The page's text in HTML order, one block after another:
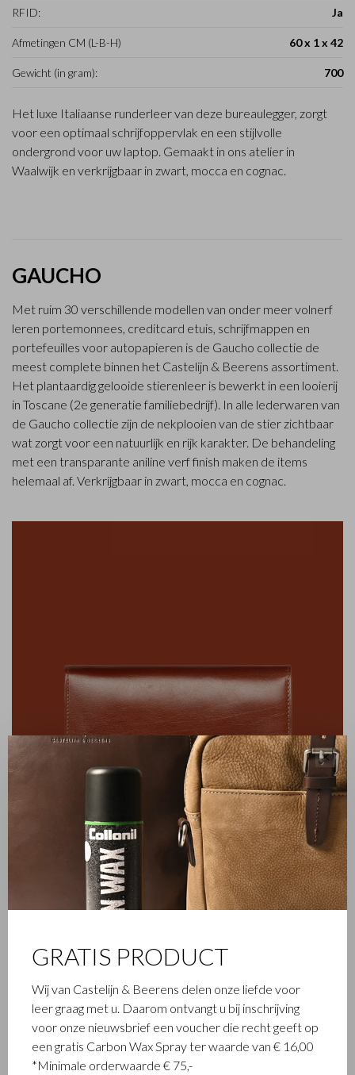
RFID: Ja
Afmetingen CM (L-B-H) 60 x 1 x 42
Gewicht (in gram): 700
Het luxe Italiaanse runderleer van deze bureaulegger, zorgt
voor een optimaal schrijfoppervlak en een stijlvolle
ondergrond voor uw laptop. Gemaakt in ons atelier in
Waalwijk en verkrijgbaar in zwart, mocca en cognac.
GAUCHO
Met ruim 30 verschillende modellen van onder meer volnerf
leren portemonnees, creditcard etuis, schrijfmappen en
portefeuilles voor autopapieren is de Gaucho collectie de
meest complete binnen het Castelijn & Beerens assortiment.
Het plantaardig gelooide stierenleer is bewerkt in een looierij
in Toscane (2e generatie familiebedrijf). In alle lederwaren van
de Gaucho collectie zijn de nekplooien van de stier zichtbaar
wat zorgt voor een natuurlijk en rijk karakter. De behandeling
met een transparante aniline verf finish maken de items
helemaal af. Verkrijgbaar in zwart, mocca en cognac.
FAMILIEBEDRIJF
gerenommeerd familiebedrijf dat al sinds 1945 luxe
lederwaren ontwerpt en vervaardigt. Het bedrijf werd
opgericht toen stikmeester Walter Castelijn en leerstanser
Marinus Beerens besloten samen leerproducten te maken.
Inmiddels staat de 3e generatie – Babette en Martijn
Beerens - aan het roer en geniet Castelijn & Beerens
internationale bekendheid. De familietraditie van kwaliteit en
✕
GRATIS PRODUCT
Wij van Castelijn & Beerens delen onze liefde voor
leer graag met u. Daarom ontvangt u bij inschrijving
voor onze nieuwsbrief een voucher die recht geeft op
een gratis Carbon Wax Spray ter waarde van € 16,00
*Minimale orderwaarde € 75,-